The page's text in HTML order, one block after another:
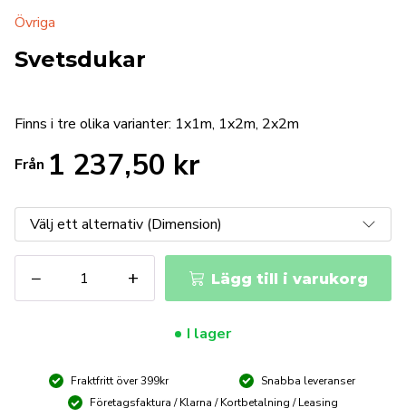
Övriga
Svetsdukar
Finns i tre olika varianter: 1x1m, 1x2m, 2x2m
Från 1 237,50 kr
−
mängd
+ Lägg till i varukorg
I lager
Fraktfritt över 399kr
Snabba leveranser
Företagsfaktura / Klarna / Kortbetalning / Leasing